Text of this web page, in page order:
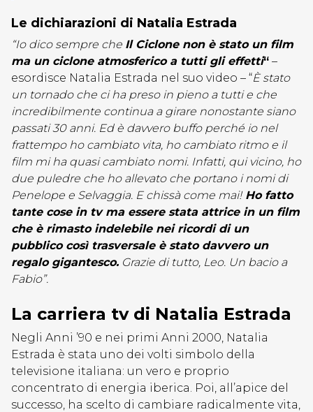
Le dichiarazioni di Natalia Estrada
“Io dico sempre che Il Ciclone non è stato un film
ma un ciclone atmosferico a tutti gli effetti“ –
esordisce Natalia Estrada nel suo video – “È stato
un tornado che ci ha preso in pieno a tutti e che
incredibilmente continua a girare nonostante siano
passati 30 anni. Ed è davvero buffo perché io nel
frattempo ho cambiato vita, ho cambiato ritmo e il
film mi ha quasi cambiato nomi. Infatti, qui vicino, ho
due puledre che ho allevato che portano i nomi di
Penelope e Selvaggia. E chissà come mai!Ho fatto
tante cose in tv ma essere stata attrice in un film
che è rimasto indelebile nei ricordi di un
pubblico così trasversale è stato davvero un
regalo gigantesco. Grazie di tutto, Leo. Un bacio a
Fabio”.
La carriera tv di Natalia Estrada
Negli Anni ’90 e nei primi Anni 2000, Natalia
Estrada è stata uno dei volti simbolo della
televisione italiana: un vero e proprio
concentrato di energia iberica. Poi, all’apice del
successo, ha scelto di cambiare radicalmente vita,